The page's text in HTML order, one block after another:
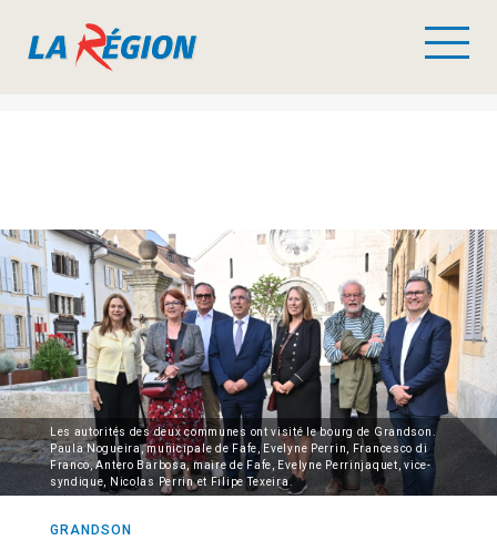
Les autorités des deux communes ont visité le bourg de Grandson.
Paula Nogueira, municipale de Fafe, Evelyne Perrin, Francesco di
Franco, Antero Barbosa, maire de Fafe, Evelyne Perrinjaquet, vice-
syndique, Nicolas Perrin et Filipe Texeira.
GRANDSON